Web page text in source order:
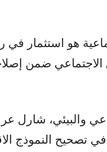
هو استثمار في
الاجتماعي ضمن
والبيئي، شارل
تصحيح النموذج